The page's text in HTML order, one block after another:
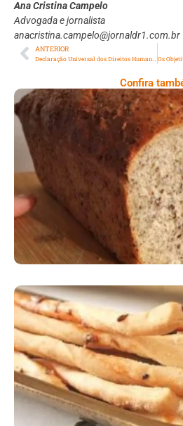
Ana Cristina Campelo
Advogada e jornalista
anacristina.campelo@jornaldr1.com.br
ANTERIOR
Declaração Universal dos Direitos Humanos (parte 3)
Confira
Comer Bem: Pão
Comer Bem: Palitinhos